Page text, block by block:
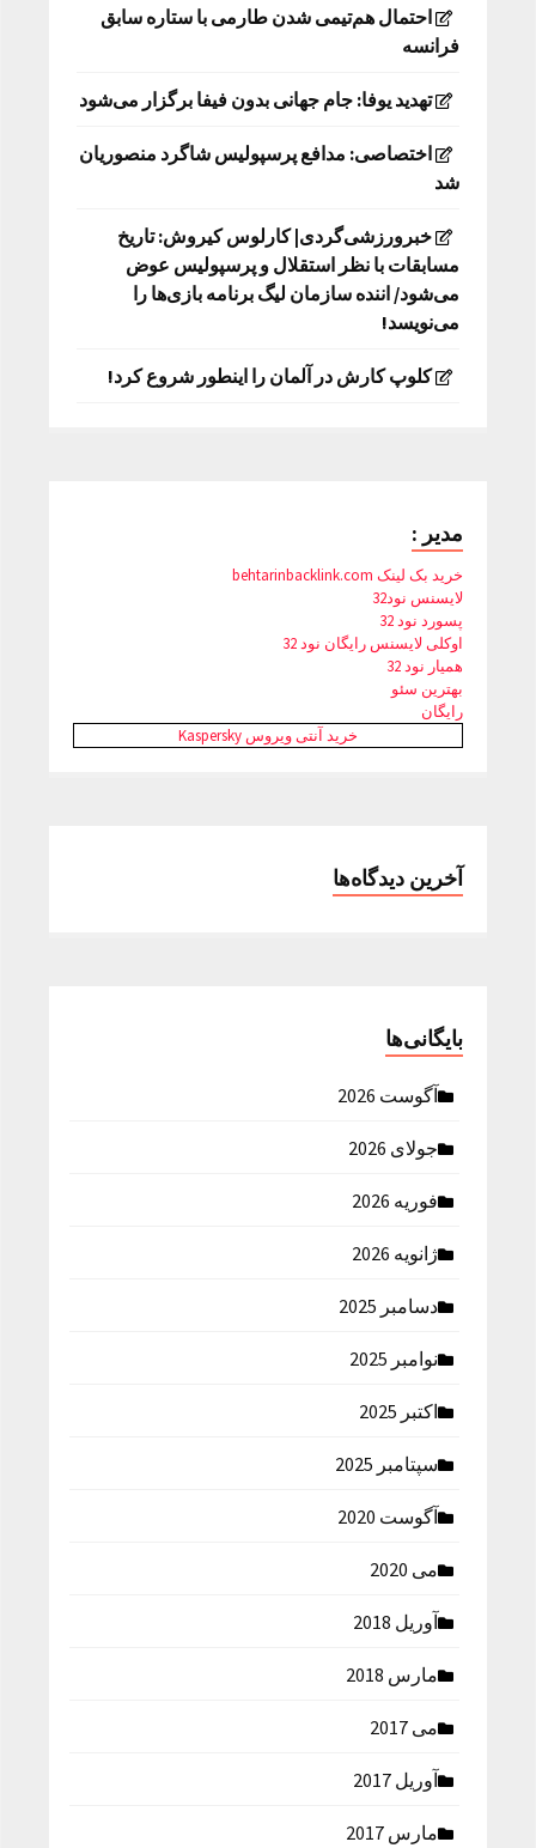
احتمال هم‌تیمی شدن طارمی با ستاره سابق
فرانسه
تهدید یوفا: جام جهانی بدون فیفا برگزار می‌شود
اختصاصی: مدافع پرسپولیس شاگرد منصوریان
شد
خبرورزشی‌گردی| کارلوس کیروش: تاریخ
مسابقات با نظر استقلال و پرسپولیس عوض
می‌شود/ اننده سازمان لیگ برنامه بازی‌ها را
می‌نویسد!
کلوپ کارش در آلمان را اینطور شروع کرد!
مدیر :
خرید بک لینک behtarinbacklink.com
لایسنس نود32
پسورد نود 32
اوکلی لایسنس رایگان نود 32
همیار نود 32
بهترین سئو
رایگان
خرید آنتی ویروس Kaspersky
آخرین دیدگاه‌ها
بایگانی‌ها
آگوست 2026
جولای 2026
فوریه 2026
ژانویه 2026
دسامبر 2025
نوامبر 2025
اکتبر 2025
سپتامبر 2025
آگوست 2020
می 2020
آوریل 2018
مارس 2018
می 2017
آوریل 2017
مارس 2017